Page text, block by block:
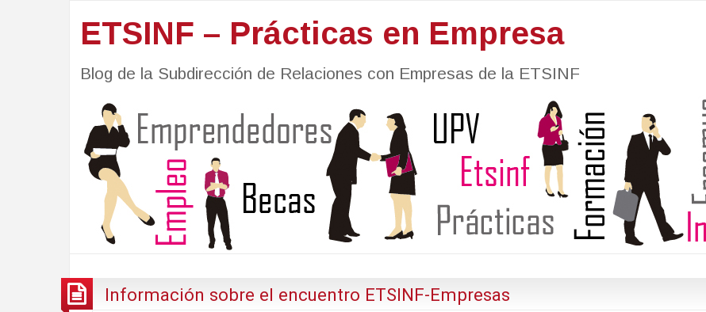
ETSINF – Prácticas en Empresa
Blog de la Subdirección de Relaciones con Empresas de la ETSINF
Información sobre el encuentro ETSINF-Empresas